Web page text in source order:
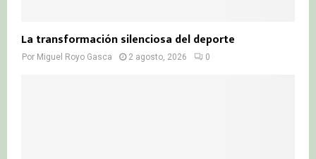
La transformación silenciosa del deporte
Por Miguel Royo Gasca 2 agosto, 2026 0